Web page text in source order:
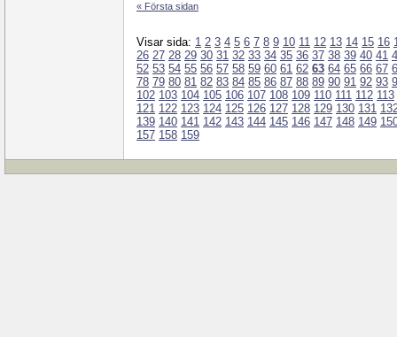
« Första sidan
Visar sida: 1 2 3 4 5 6 7 8 9 10 11 12 13 14 15 16
26 27 28 29 30 31 32 33 34 35 36 37 38 39 40 41
52 53 54 55 56 57 58 59 60 61 62 63 64 65 66 67
78 79 80 81 82 83 84 85 86 87 88 89 90 91 92 93
102 103 104 105 106 107 108 109 110 111 112 113
121 122 123 124 125 126 127 128 129 130 131
139 140 141 142 143 144 145 146 147 148 149
157 158 159